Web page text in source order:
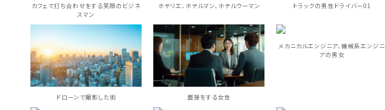
カフェで打ち合わせをする笑顔のビジネ
スマン
ホテリエ、ホテルマン、ホテルウーマン トラックの男性ドライバー01
ドローンで撮影した街 面接をする女性
メカニカルエンジニア、機械系エンジニ
アの男女